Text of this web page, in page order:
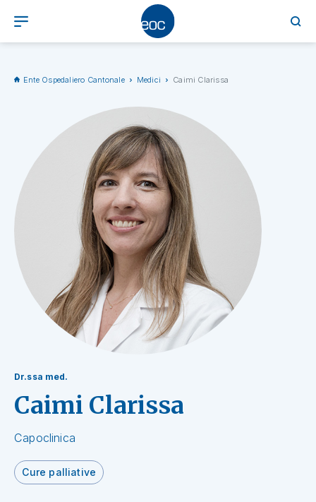
Ente Ospedaliero Cantonale Medici Caimi Clarissa
Dr.ssa med.
Caimi Clarissa
Capoclinica
Cure palliative